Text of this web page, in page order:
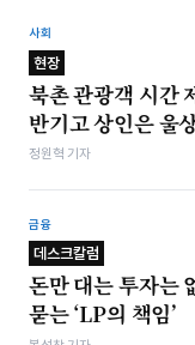
사회
현장
북촌 관광객 시간
반기고 상인은 울
정원혁 기자
금융
데스크칼럼
돈만 대는 투자는
묻는 ‘LP의 책임’